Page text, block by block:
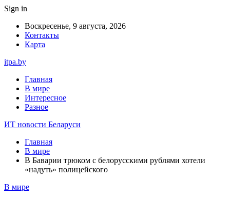
Sign in
Воскресенье, 9 августа, 2026
Контакты
Карта
itpa.by
Главная
В мире
Интересное
Разное
ИТ новости Беларуси
Главная
В мире
В Баварии трюком с белорусскими рублями хотели
«надуть» полицейского
В мире